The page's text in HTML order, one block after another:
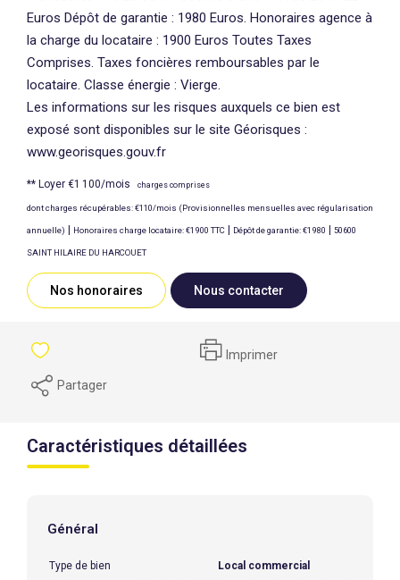
Euros Dépôt de garantie : 1980 Euros. Honoraires agence à
la charge du locataire : 1900 Euros Toutes Taxes
Comprises. Taxes foncières remboursables par le
locataire. Classe énergie : Vierge.
Les informations sur les risques auxquels ce bien est
exposé sont disponibles sur le site Géorisques :
www.georisques.gouv.fr
** Loyer €1 100/mois charges comprises
dont charges récupérables: €110/mois (Provisionnelles mensuelles avec régularisation
annuelle) | Honoraires charge locataire: €1 900 TTC | Dépôt de garantie: €1 980 | 50600
SAINT HILAIRE DU HARCOUET
Nos honoraires Nous contacter
Imprimer
Partager
Caractéristiques détaillées
Général
Type de bien Local commercial